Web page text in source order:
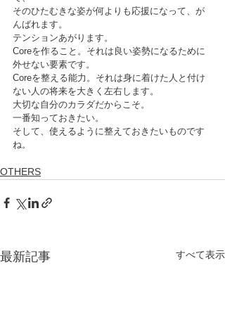
そのひたむきな姿が何よりも応援になって、が
んばれます。
テンションあがります。
Coreを作ること。それは良い姿勢になるために
外せない要素です。
Coreを整える能力。それは身に着けた人と付け
ない人の将来を大きく左右します。
大切な自分のカラダだからこそ。
一番知っておきたい。
そして、使えるように整えておきたいものです
ね。
OTHERS
最新記事 すべて表示